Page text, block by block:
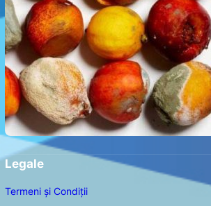
Legale
Termeni și Condiții